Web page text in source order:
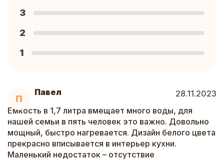
П
Павел
28.11.2023
Емкость в 1,7 литра вмещает много воды, для
нашей семьи в пять человек это важно. Довольно
мощный, быстро нагревается. Дизайн белого цвета
прекрасно вписывается в интерьер кухни.
Маленький недостаток – отсутствие
3
2
1